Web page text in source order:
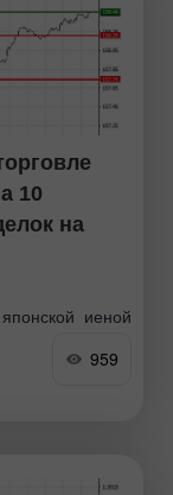
10
на
иеной
индикатор
от нулевой
959